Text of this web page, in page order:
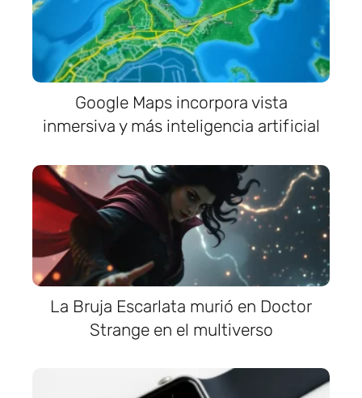
Google Maps incorpora vista
inmersiva y más inteligencia artificial
La Bruja Escarlata murió en Doctor
Strange en el multiverso